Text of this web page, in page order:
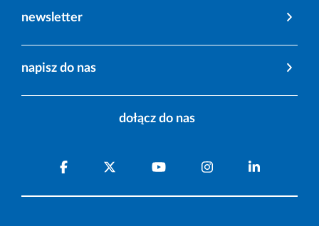
newsletter
napisz do nas
dołącz do nas